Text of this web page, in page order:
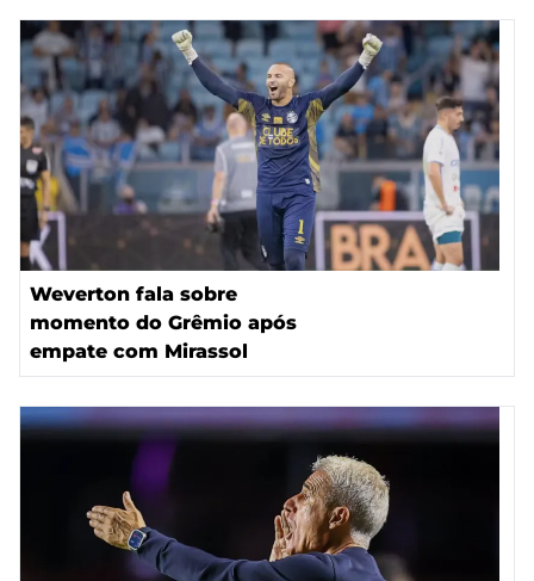
Weverton fala sobre
momento do Grêmio após
empate com Mirassol